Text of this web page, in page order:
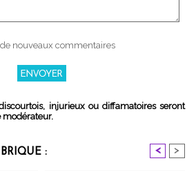
nouveaux commentaires
injurieux ou diffamatoires seront
modérateur.
: < >